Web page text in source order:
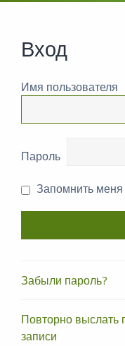
Вход
Имя пользователя
Пароль
Запомнить меня
Забыли пароль?
Повторно выслать
записи